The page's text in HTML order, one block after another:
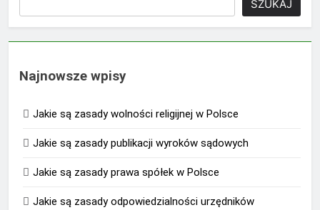
SZUKAJ
Najnowsze wpisy
Jakie są zasady wolności religijnej w Polsce
Jakie są zasady publikacji wyroków sądowych
Jakie są zasady prawa spółek w Polsce
Jakie są zasady odpowiedzialności urzędników